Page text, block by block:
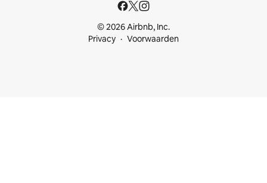
© 2026 Airbnb, Inc.
Privacy
Voorwaarden